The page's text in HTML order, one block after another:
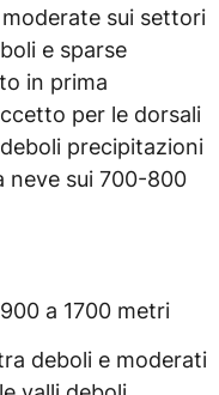
sui settori
e sparse
in prima
per le dorsali
precipitazioni
neve sui 700-800
a 1700 metri
deboli e moderati